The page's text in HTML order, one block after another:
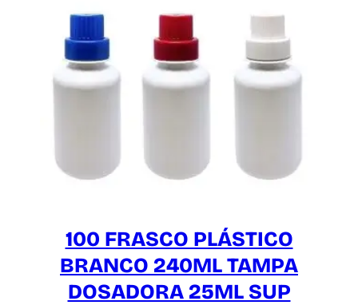
100 FRASCO PLÁSTICO
BRANCO 240ML TAMPA
DOSADORA 25ML SUP